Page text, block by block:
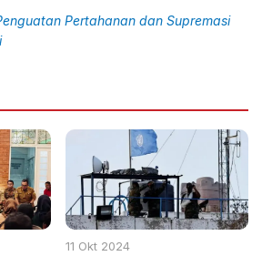
Pertahanan dan Supremasi
11 Okt 2024